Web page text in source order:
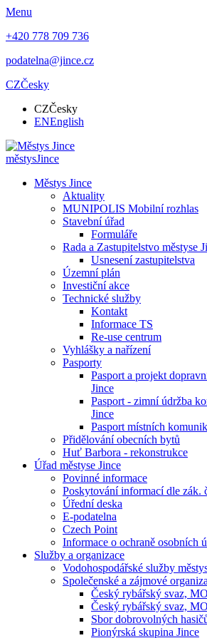
Menu
+420 778 709 736
podatelna@jince.cz
CZČesky
CZČesky
ENEnglish
městysJince
Městys Jince
Aktuality
MUNIPOLIS Mobilní rozhlas
Stavební úřad
Formuláře
Rada a Zastupitelstvo městyse
Usnesení zastupitelstva
Územní plán
Investiční akce
Technické služby
Kontakt
Informace TS
Re-use centrum
Vyhlášky a nařízení
Pasporty
Pasport a projekt
Jince
Pasport - zimní údržba
Jince
Pasport místních
Přidělování obecních bytů
Huť Barbora - rekonstrukce
Úřad městyse Jince
Povinné informace
Poskytování informací dle zák.
Úřední deska
E-podatelna
Czech Point
Informace o ochraně osobních
Služby a organizace
Vodohospodářské služby
Společenské a zájmové
Český rybářský svaz,
Český rybářský svaz,
Sbor dobrovolných
Pionýrská skupina Jince